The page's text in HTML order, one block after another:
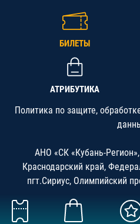
БИЛЕТЫ
АТРИБУТИКА
Политика по защите,
АНО «СК «Кубань-
Краснодарский край,
пгт.Сириус, Олимпийский